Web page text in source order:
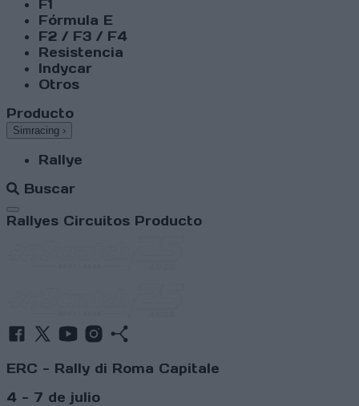
F1
Fórmula E
F2 / F3 / F4
Resistencia
Indycar
Otros
Producto
Simracing ›
Rallye
Buscar
Abrir menú
Rallyes Circuitos Producto
ERC - Rally di Roma Capitale
4 - 7 de julio